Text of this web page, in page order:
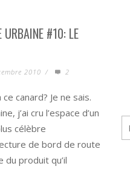
URBAINE #10: LE
2010 / 2
canard? Je ne sais.
j’ai cru l’espace d’un
célèbre
de bord de route
produit qu’il